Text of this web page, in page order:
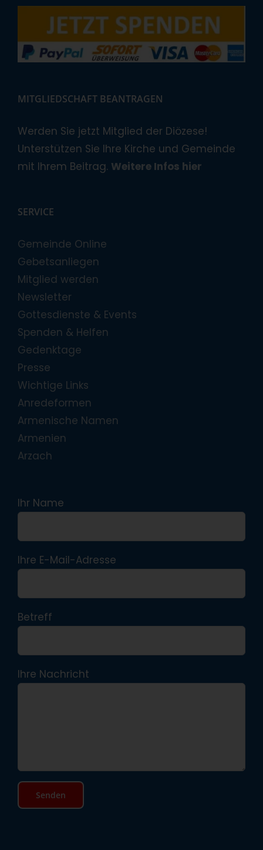
MITGLIEDSCHAFT BEANTRAGEN
Werden Sie jetzt Mitglied der Diözese!
Unterstützen Sie Ihre Kirche und Gemeinde
mit Ihrem Beitrag. Weitere Infos hier
SERVICE
Gemeinde Online
Gebetsanliegen
Mitglied werden
Newsletter
Gottesdienste & Events
Spenden & Helfen
Gedenktage
Presse
Wichtige Links
Anredeformen
Armenische Namen
Armenien
Arzach
Ihr Name
Ihre E-Mail-Adresse
Betreff
Ihre Nachricht